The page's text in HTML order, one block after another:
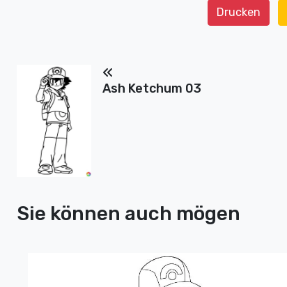
Drucken
Ash Ketchum 03
Sie können auch mögen